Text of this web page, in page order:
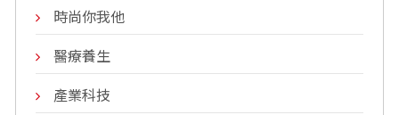
時尚你我他
醫療養生
產業科技